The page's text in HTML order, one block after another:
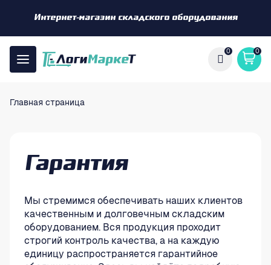
Интернет-магазин складского оборудования
0 0
Главная страница
Гарантия
Мы стремимся обеспечивать наших клиентов
качественным и долговечным складским
оборудованием. Вся продукция проходит
строгий контроль качества, а на каждую
единицу распространяется гарантийное